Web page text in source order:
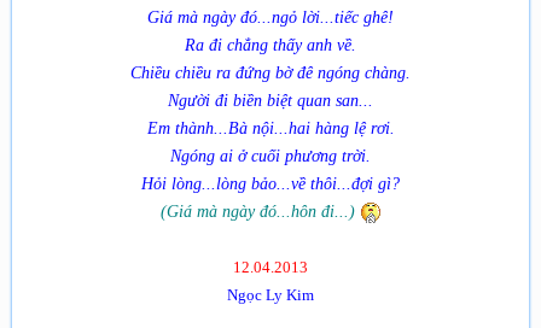
Giá mà ngày đó...ngỏ lời...tiếc ghê!
Ra đi chẳng thấy anh về.
Chiều chiều ra đứng bờ đê ngóng chàng.
Người đi biền biệt quan san...
Em thành...Bà nội...hai hàng lệ rơi.
Ngóng ai ở cuối phương trời.
Hỏi lòng...lòng bảo...về thôi...đợi gì?
(Giá mà ngày đó...hôn đi...)
12.04.2013
Ngọc Ly Kim